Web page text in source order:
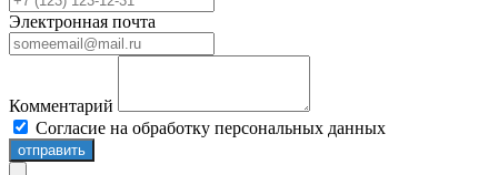
Электронная почта
Комментарий
Согласие на обработку персональных данных
отправить